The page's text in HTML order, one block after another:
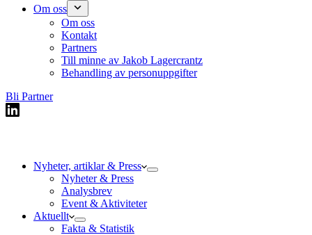
Om oss
Om oss
Kontakt
Partners
Till minne av Jakob Lagercrantz
Behandling av personuppgifter
Bli Partner
Nyheter, artiklar & Press
Nyheter & Press
Analysbrev
Event & Aktiviteter
Aktuellt
Fakta & Statistik